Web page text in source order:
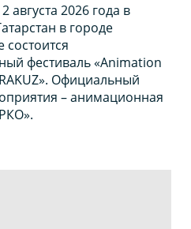
августа 2026 года в
в городе
состоится
фестиваль «Animation
Официальный
– анимационная